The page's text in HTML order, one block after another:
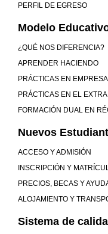
PERFIL DE EGRESO
Modelo
¿QUÉ NOS DIFERENCIA?
APRENDER HACIENDO
PRÁCTICAS EN EMPRESA
PRÁCTICAS EN EL
FORMACIÓN DUAL EN
Nuevos
ACCESO Y ADMISIÓN
INSCRIPCIÓN Y
PRECIOS, BECAS Y
ALOJAMIENTO Y
Sistema de